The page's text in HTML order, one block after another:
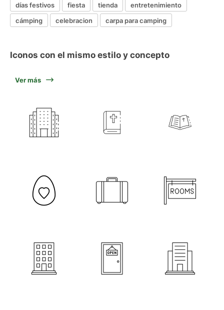
días festivos fiesta tienda
entretenimiento
cámping
celebracion carpa para camping
Iconos con el mismo estilo y concepto
Ver más